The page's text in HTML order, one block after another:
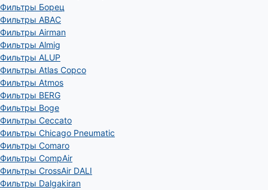
Фильтры Борец
Фильтры ABAC
Фильтры Airman
Фильтры Almig
Фильтры ALUP
Фильтры Atlas Copco
Фильтры Atmos
Фильтры BERG
Фильтры Boge
Фильтры Ceccato
Фильтры Chicago Pneumatic
Фильтры Comaro
Фильтры CompAir
Фильтры CrossAir DALI
Фильтры Dalgakiran